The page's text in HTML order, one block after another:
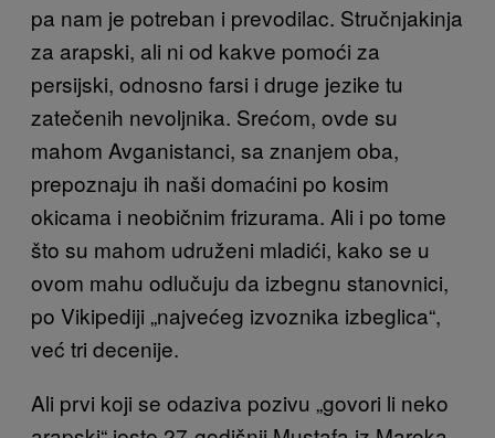
pa nam je potreban i prevodilac. Stručnjakinja
za arapski, ali ni od kakve pomoći za
persijski, odnosno farsi i druge jezike tu
zatečenih nevoljnika. Srećom, ovde su
mahom Avganistanci, sa znanjem oba,
prepoznaju ih naši domaćini po kosim
okicama i neobičnim frizurama. Ali i po tome
što su mahom udruženi mladići, kako se u
ovom mahu odlučuju da izbegnu stanovnici,
po Vikipediji „najvećeg izvoznika izbeglica“,
već tri decenije.
Ali prvi koji se odaziva pozivu „govori li neko